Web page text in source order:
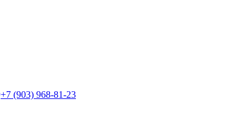
+7 (903) 968-81-23